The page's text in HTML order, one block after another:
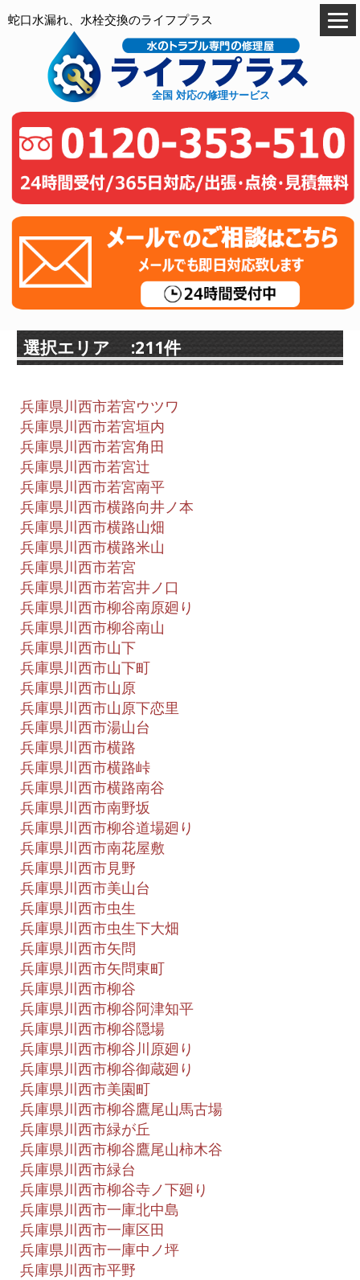
蛇口水漏れ、水栓交換のライフプラス
全国 対応の修理サービス
選択エリア :211件
兵庫県川西市若宮ウツワ
兵庫県川西市若宮垣内
兵庫県川西市若宮角田
兵庫県川西市若宮辻
兵庫県川西市若宮南平
兵庫県川西市横路向井ノ本
兵庫県川西市横路山畑
兵庫県川西市横路米山
兵庫県川西市若宮
兵庫県川西市若宮井ノ口
兵庫県川西市柳谷南原廻り
兵庫県川西市柳谷南山
兵庫県川西市山下
兵庫県川西市山下町
兵庫県川西市山原
兵庫県川西市山原下恋里
兵庫県川西市湯山台
兵庫県川西市横路
兵庫県川西市横路峠
兵庫県川西市横路南谷
兵庫県川西市南野坂
兵庫県川西市柳谷道場廻り
兵庫県川西市南花屋敷
兵庫県川西市見野
兵庫県川西市美山台
兵庫県川西市虫生
兵庫県川西市虫生下大畑
兵庫県川西市矢問
兵庫県川西市矢問東町
兵庫県川西市柳谷
兵庫県川西市柳谷阿津知平
兵庫県川西市柳谷隠場
兵庫県川西市柳谷川原廻り
兵庫県川西市柳谷御蔵廻り
兵庫県川西市美園町
兵庫県川西市柳谷鷹尾山馬古場
兵庫県川西市緑が丘
兵庫県川西市柳谷鷹尾山柿木谷
兵庫県川西市緑台
兵庫県川西市柳谷寺ノ下廻り
兵庫県川西市一庫北中島
兵庫県川西市一庫区田
兵庫県川西市一庫中ノ坪
兵庫県川西市平野